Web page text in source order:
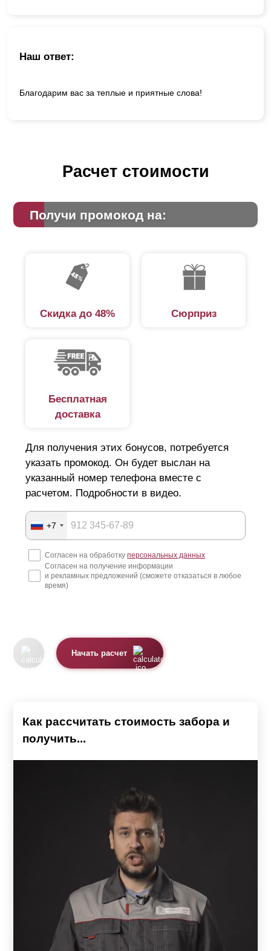
Наш ответ:
Благодарим вас за теплые и приятные слова!
Расчет стоимости
Получи промокод на:
Скидка до 48% Сюрприз
Бесплатная
доставка
Для получения этих бонусов, потребуется
указать промокод. Он будет выслан на
указанный номер телефона вместе с
расчетом. Подробности в видео.
+7
Согласен на обработку персональных данных
Согласен на получение информации
и рекламных предложений (сможете отказаться в любое
время)
Начать расчет
Как рассчитать стоимость забора и
получить...